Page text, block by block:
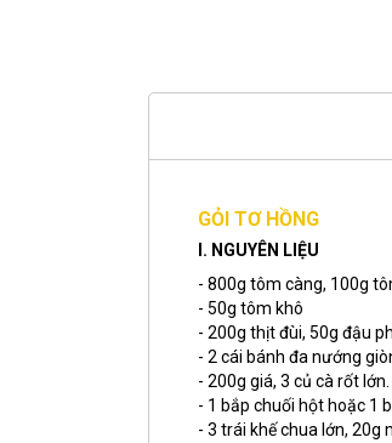
GỎI TƠ HỒNG
I. NGUYÊN LIỆU
- 800g tôm càng, 100g
- 50g tôm khô
- 200g thịt đùi, 50g đậu
- 2 cái bánh đa nướng
- 200g giá, 3 củ cà rốt lớn.
- 1 bắp chuối hột hoặc 1
- 3 trái khế chua lớn, 20g